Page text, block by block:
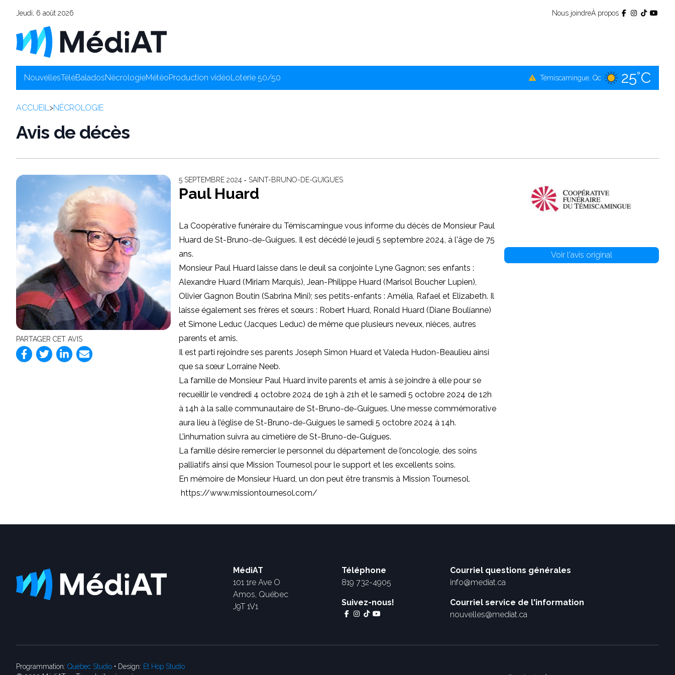
Jeudi, 6 août 2026 Nous joindreÀ propos
NouvellesTéléBaladosNécrologieMétéoProduction vidéoLoterie 50/50 Témiscamingue, Qc 25°C
Amos, Qc 25°C
ACCUEIL>NÉCROLOGIE
Avis de décès
PARTAGER CET AVIS
5 SEPTEMBRE 2024 ‐ SAINT-BRUNO-DE-GUIGUES
Paul Huard
La Coopérative funéraire du Témiscamingue vous informe du décès de Monsieur Paul
Huard de St-Bruno-de-Guigues. Il est décédé le jeudi 5 septembre 2024, à l'âge de 75
ans.
Monsieur Paul Huard laisse dans le deuil sa conjointe Lyne Gagnon; ses enfants :
Alexandre Huard (Miriam Marquis), Jean-Philippe Huard (Marisol Boucher Lupien),
Olivier Gagnon Boutin (Sabrina Mini); ses petits-enfants : Amélia, Rafael et Elizabeth. Il
laisse également ses frères et sœurs : Robert Huard, Ronald Huard (Diane Boulianne)
et Simone Leduc (Jacques Leduc) de même que plusieurs neveux, nièces, autres
parents et amis.
Il est parti rejoindre ses parents Joseph Simon Huard et Valeda Hudon-Beaulieu ainsi
que sa sœur Lorraine Neeb.
La famille de Monsieur Paul Huard invite parents et amis à se joindre à elle pour se
recueillir le vendredi 4 octobre 2024 de 19h à 21h et le samedi 5 octobre 2024 de 12h
à 14h à la salle communautaire de St-Bruno-de-Guigues. Une messe commémorative
aura lieu à l’église de St-Bruno-de-Guigues le samedi 5 octobre 2024 à 14h.
L’inhumation suivra au cimetière de St-Bruno-de-Guigues.
La famille désire remercier le personnel du département de l’oncologie, des soins
palliatifs ainsi que Mission Tournesol pour le support et les excellents soins.
En mémoire de Monsieur Huard, un don peut être transmis à Mission Tournesol.
https://www.missiontournesol.com/
Voir l'avis original
MédiAT
101 1re Ave O
Amos, Québec
J9T 1V1
Téléphone
819 732-4905
Suivez-nous!
Courriel questions générales
info@mediat.ca
Courriel service de l'information
nouvelles@mediat.ca
Programmation: Québec Studio • Design: Et Hop Studio